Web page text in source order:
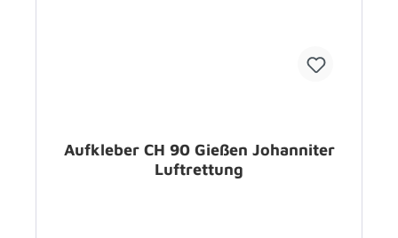
Aufkleber CH 90 Gießen Johanniter
Luftrettung